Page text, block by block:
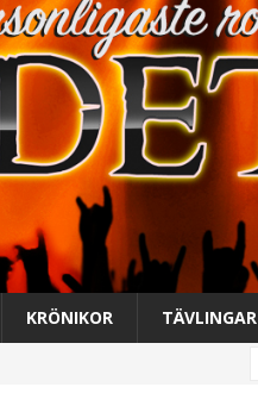
KRÖNIKOR TÄVLINGAR